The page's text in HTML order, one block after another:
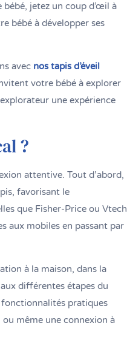
jetez un coup d’œil à
bébé à développer ses
avec nos tapis d’éveil
votre bébé à explorer
une expérience
?
attentive. Tout d’abord,
favorisant le
que Fisher-Price ou Vtech
aux mobiles en passant par
à la maison, dans la
différentes étapes du
pratiques
même une connexion à